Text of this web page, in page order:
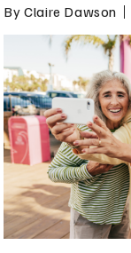
By Claire Dawson